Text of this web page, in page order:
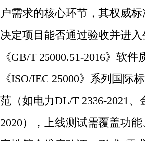
户需求的核心环节，其权威
决定项目能否通过验收并进
《GB/T 25000.51-2016》软件
《ISO/IEC 25000》系列国际
范（如电力DL/T 2336-2021、
2020），上线测试需覆盖功